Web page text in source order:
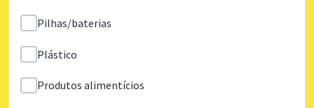
Pilhas/baterias
Plástico
Produtos alimentícios